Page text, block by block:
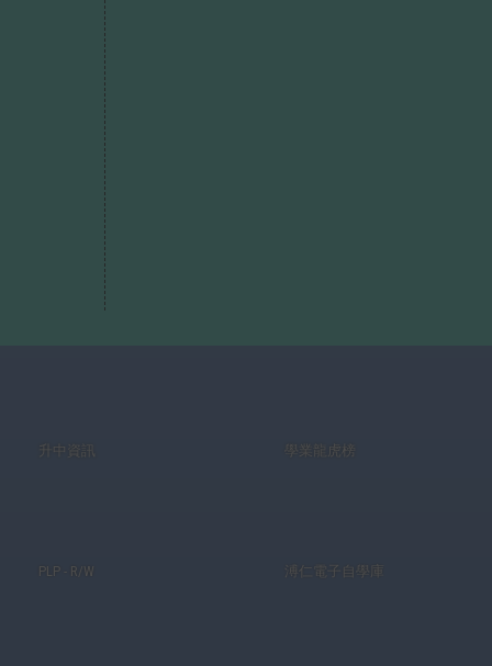
升中資訊 學業龍虎榜
PLP - R/W 溥仁電子自學庫